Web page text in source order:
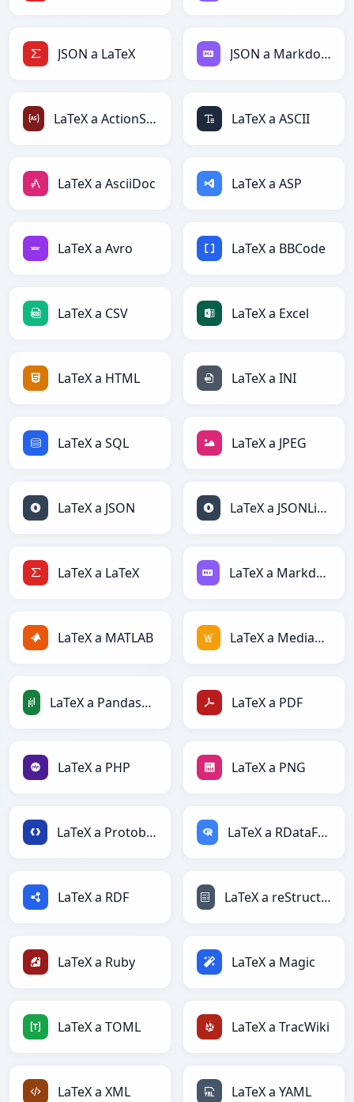
JSON a LaTeX JSON a Markdown
LaTeX a ActionScript LaTeX a ASCII
LaTeX a AsciiDoc LaTeX a ASP
LaTeX a Avro LaTeX a BBCode
LaTeX a CSV LaTeX a Excel
LaTeX a HTML LaTeX a INI
LaTeX a SQL LaTeX a JPEG
LaTeX a JSON LaTeX a JSONLines
LaTeX a LaTeX LaTeX a Markdown
LaTeX a MATLAB LaTeX a MediaWiki
LaTeX a PandasDataFrame LaTeX a PDF
LaTeX a PHP LaTeX a PNG
LaTeX a Protobuf LaTeX a RDataFrame
LaTeX a RDF LaTeX a reStructuredText
LaTeX a Ruby LaTeX a Magic
LaTeX a TOML LaTeX a TracWiki
LaTeX a XML LaTeX a YAML